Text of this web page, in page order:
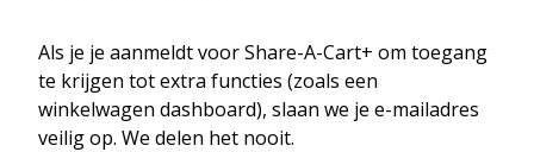
Als je je aanmeldt voor Share-A-Cart+ om toegang
te krijgen tot extra functies (zoals een
winkelwagen dashboard), slaan we je e-mailadres
veilig op. We delen het nooit.